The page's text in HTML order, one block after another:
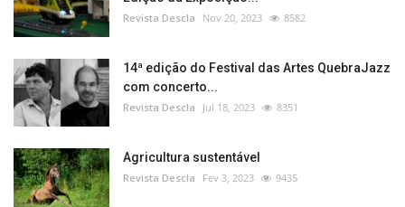
Revista Descla Nov 20, 2023 8582
14ª edição do Festival das Artes QuebraJazz
com concerto...
Revista Descla Jul 18, 2023 8351
Agricultura sustentável
Revista Descla Fev 3, 2023 9435